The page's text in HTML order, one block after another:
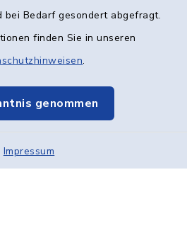
Bedarf gesondert abgefragt.
finden Sie in unseren
.
genommen
Impressum
Kommunikation
Sitemap